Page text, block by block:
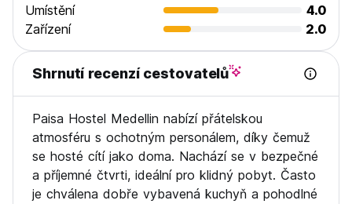
Umístění
4.0
Zařízení
2.0
Shrnutí recenzí cestovatelů
Paisa Hostel Medellin nabízí přátelskou
atmosféru s ochotným personálem, díky čemuž
se hosté cítí jako doma. Nachází se v bezpečné
a příjemné čtvrti, ideální pro klidný pobyt. Často
je chválena dobře vybavená kuchyň a pohodlné